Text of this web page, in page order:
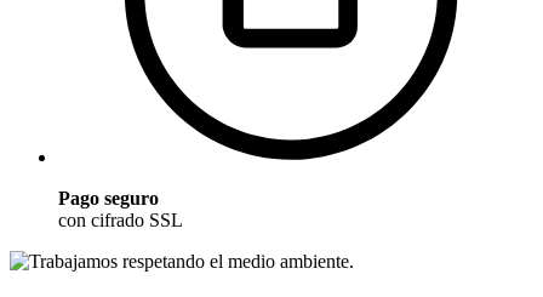
Pago seguro
con cifrado SSL